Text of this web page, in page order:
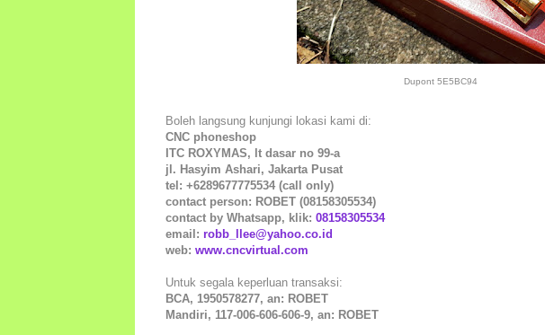
Dupont 5E5BC94
Boleh langsung kunjungi lokasi kami di:
CNC phoneshop
ITC ROXYMAS, lt dasar no 99-a
jl. Hasyim Ashari, Jakarta Pusat
tel: +6289677775534 (call only)
contact person: ROBET (08158305534)
contact by Whatsapp, klik: 08158305534
email: robb_llee@yahoo.co.id
web: www.cncvirtual.com
Untuk segala keperluan transaksi:
BCA, 1950578277, an: ROBET
Mandiri, 117-006-606-606-9, an: ROBET